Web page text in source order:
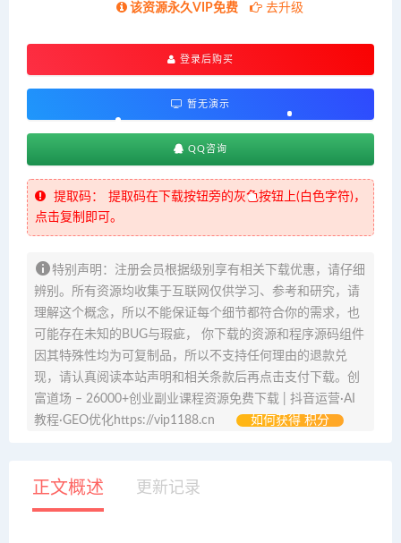
该资源永久VIP免费 去升级
登录后购买
暂无演示
QQ咨询
提取码：
提取码在下载按钮旁的灰色按钮上(白色字符)，
点击复制即可。
特别声明：注册会员根据级别享有相关下载优惠，请仔细
辨别。所有资源均收集于互联网仅供学习、参考和研究，请
理解这个概念，所以不能保证每个细节都符合你的需求，也
可能存在未知的BUG与瑕疵， 你下载的资源和程序源码组件
因其特殊性均为可复制品，所以不支持任何理由的退款兑
现，请认真阅读本站声明和相关条款后再点击支付下载。创
富道场 – 26000+创业副业课程资源免费下载 | 抖音运营·AI
教程·GEO优化https://vip1188.cn
如何获得 积分
正文概述 更新记录